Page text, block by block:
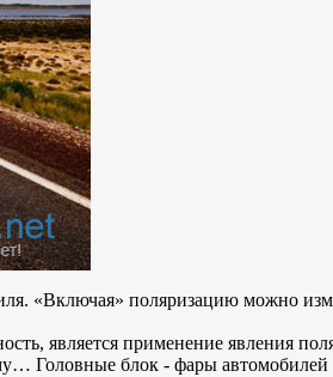
«Включая» поляризацию можно
является применение явления
Головные блок - фары